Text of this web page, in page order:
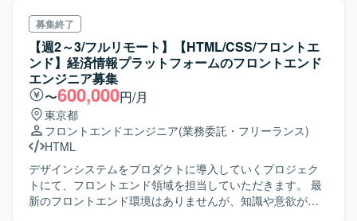
募集終了
【週2～3/フルリモート】【HTML/CSS/フロントエ
ンド】経済情報プラットフォームのフロントエンド
エンジニア募集
〜600,000円/月
東京都
フロントエンドエンジニア(業務委託・フリーランス)
HTML
デザインシステムをプロダクトに導入していくプロジェク
トにて、フロントエンド領域を担当していただきます。 最
新のフロントエンド環境はありませんが、知識や意欲があ